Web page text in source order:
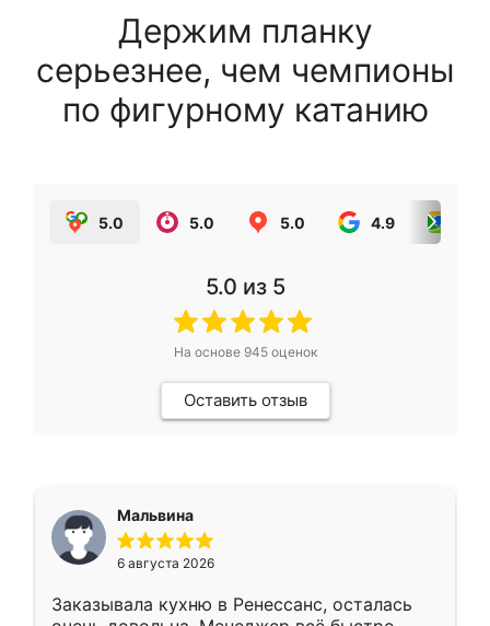
Держим планку
серьезнее, чем чемпионы
по фигурному катанию
5.0 5.0 5.0 4.9
5.0 из 5
На основе 945оценок
Оставить отзыв
Мальвина
6 августа 2026
Заказывала кухню в Ренессанс, осталась